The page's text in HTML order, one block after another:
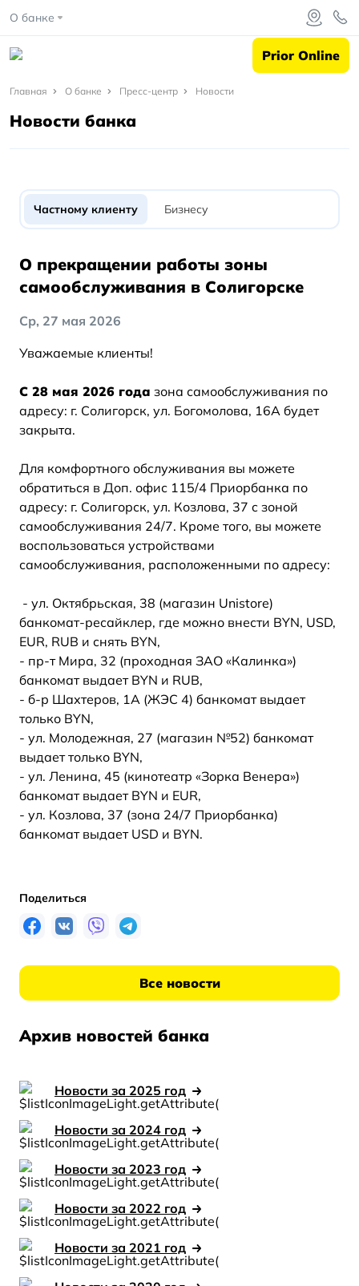
О банке
Prior Online
Главная
О
центр
Новости
Главная О банке Пресс-центр Новости
Новости банка
Частному клиенту Бизнесу
О прекращении работы зоны
самообслуживания в Солигорске
Ср, 27 мая 2026
Уважаемые клиенты!
С 28 мая 2026 года зона самообслуживания по
адресу: г. Солигорск, ул. Богомолова, 16А будет
закрыта.
Для комфортного обслуживания вы можете
обратиться в Доп. офис 115/4 Приорбанка по
адресу: г. Солигорск, ул. Козлова, 37 c зоной
самообслуживания 24/7. Кроме того, вы можете
воспользоваться устройствами
самообслуживания, расположенными по адресу:
- ул. Октябрьская, 38 (магазин Unistore)
банкомат-ресайклер, где можно внести BYN, USD,
EUR, RUB и снять BYN,
- пр-т Мира, 32 (проходная ЗАО «Калинка»)
банкомат выдает BYN и RUB,
- б-р Шахтеров, 1А (ЖЭС 4) банкомат выдает
только BYN,
- ул. Молодежная, 27 (магазин №52) банкомат
выдает только BYN,
- ул. Ленина, 45 (кинотеатр «Зорка Венера»)
банкомат выдает BYN и EUR,
- ул. Козлова, 37 (зона 24/7 Приорбанка)
банкомат выдает USD и BYN.
Поделиться
Все новости
Архив новостей банка
Новости за 2025 год
Новости за 2024 год
Новости за 2023 год
Новости за 2022 год
Новости за 2021 год